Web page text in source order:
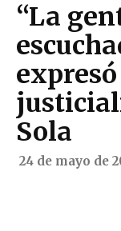
“La
Sola
24 de mayo de